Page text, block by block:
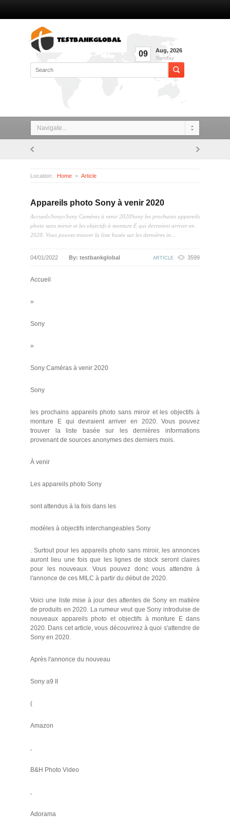
09 Aug, 2026
Sunday
Navigate...
Location: Home Article
Appareils photo Sony à venir 2020
Accueil»Sony»Sony Caméras à venir 2020Sony les prochains appareils
photo sans miroir et les objectifs à monture E qui devraient arriver en
2020. Vous pouvez trouver la liste basée sur les dernières in...
04/01/2022 By: testbankglobal ARTICLE 3599
Accueil
»
Sony
»
Sony Caméras à venir 2020
Sony
les prochains appareils photo sans miroir et les objectifs à
monture E qui devraient arriver en 2020. Vous pouvez
trouver la liste basée sur les dernières informations
provenant de sources anonymes des derniers mois.
À venir
Les appareils photo Sony
sont attendus à la fois dans les
modèles à objectifs interchangeables Sony
. Surtout pour les appareils photo sans miroir, les annonces
auront lieu une fois que les lignes de stock seront claires
pour les nouveaux. Vous pouvez donc vous attendre à
l'annonce de ces MILC à partir du début de 2020.
Voici une liste mise à jour des attentes de Sony en matière
de produits en 2020. La rumeur veut que Sony introduise de
nouveaux appareils photo et objectifs à monture E dans
2020. Dans cet article, vous découvrirez à quoi s'attendre de
Sony en 2020.
Après l'annonce du nouveau
Sony a9 II
(
Amazon
,
B&H Photo Video
,
Adorama